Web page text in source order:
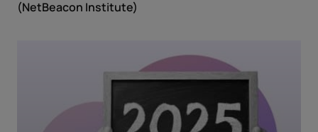
(NetBeacon Institute)